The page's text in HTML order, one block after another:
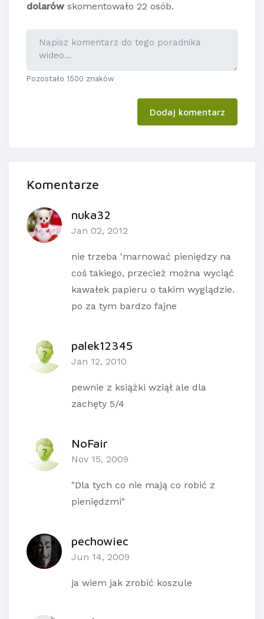
dolarów skomentowało 22 osób.
Pozostało 1500 znaków
Dodaj komentarz
Komentarze
nuka32
Jan 02, 2012
nie trzeba 'marnować pieniędzy na
coś takiego, przecież można wyciąć
kawałek papieru o takim wyglądzie.
po za tym bardzo fajne
palek12345
Jan 12, 2010
pewnie z książki wziął ale dla
zachęty 5/4
NoFair
Nov 15, 2009
"Dla tych co nie mają co robić z
pieniędzmi"
pechowiec
Jun 14, 2009
ja wiem jak zrobić koszule